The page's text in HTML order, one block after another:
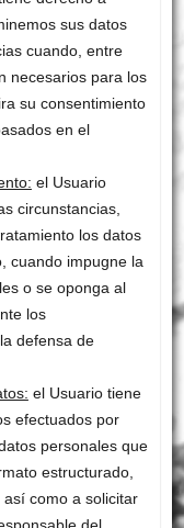
sus datos
cuando, entre
necesarios para los
su consentimiento
en el
el Usuario
circunstancias,
los datos
cuando impugne la
o se oponga al
los
defensa de
el Usuario tiene
efectuados por
personales que
estructurado,
como a solicitar